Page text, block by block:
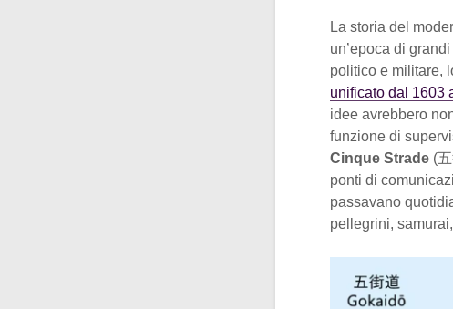
La storia del
un’epoca di
politico e militare,
unificato dal 1603
idee avrebbero
funzione di
Cinque Strade (
ponti di
passavano
pellegrini,